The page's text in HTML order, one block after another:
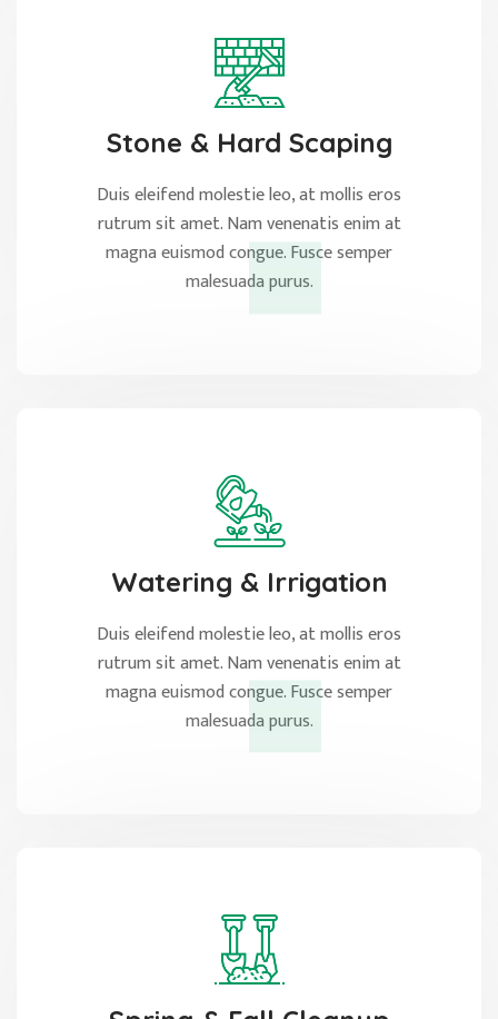
Stone & Hard Scaping
Duis eleifend molestie leo, at mollis eros
rutrum sit amet. Nam venenatis enim at
magna euismod congue. Fusce semper
malesuada purus.
Watering & Irrigation
Duis eleifend molestie leo, at mollis eros
rutrum sit amet. Nam venenatis enim at
magna euismod congue. Fusce semper
malesuada purus.